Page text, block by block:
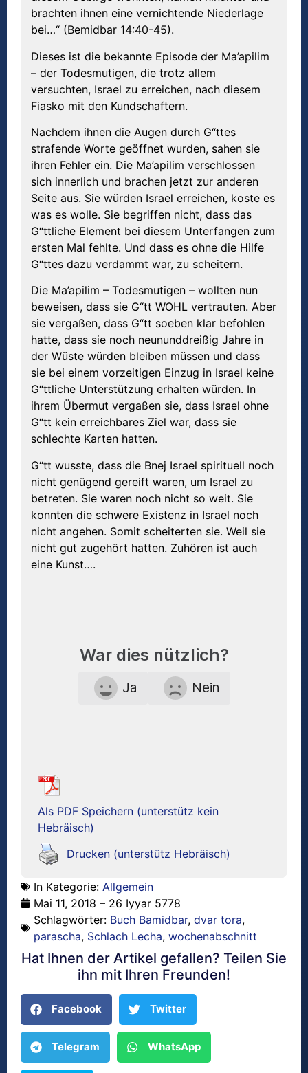
brachten ihnen eine vernichtende Niederlage
bei…“ (Bemidbar 14:40-45).
Dieses ist die bekannte Episode der Ma’apilim
– der Todesmutigen, die trotz allem
versuchten, Israel zu erreichen, nach diesem
Fiasko mit den Kundschaftern.
Nachdem ihnen die Augen durch G“ttes
strafende Worte geöffnet wurden, sahen sie
ihren Fehler ein. Die Ma’apilim verschlossen
sich innerlich und brachen jetzt zur anderen
Seite aus. Sie würden Israel erreichen, koste es
was es wolle. Sie begriffen nicht, dass das
G“ttliche Element bei diesem Unterfangen zum
ersten Mal fehlte. Und dass es ohne die Hilfe
G“ttes dazu verdammt war, zu scheitern.
Die Ma’apilim – Todesmutigen – wollten nun
beweisen, dass sie G“tt WOHL vertrauten. Aber
sie vergaßen, dass G“tt soeben klar befohlen
hatte, dass sie noch neununddreißig Jahre in
der Wüste würden bleiben müssen und dass
sie bei einem vorzeitigen Einzug in Israel keine
G“ttliche Unterstützung erhalten würden. In
ihrem Übermut vergaßen sie, dass Israel ohne
G“tt kein erreichbares Ziel war, dass sie
schlechte Karten hatten.
G“tt wusste, dass die Bnej Israel spirituell noch
nicht genügend gereift waren, um Israel zu
betreten. Sie waren noch nicht so weit. Sie
konnten die schwere Existenz in Israel noch
nicht angehen. Somit scheiterten sie. Weil sie
nicht gut zugehört hatten. Zuhören ist auch
eine Kunst….
War dies nützlich?
Ja Nein
Als PDF Speichern (unterstütz kein
Hebräisch)
Drucken (unterstütz Hebräisch)
In Kategorie: Allgemein
Mai 11, 2018 – 26 Iyyar 5778
Schlagwörter: Buch Bamidbar, dvar tora,
parascha, Schlach Lecha, wochenabschnitt
Hat Ihnen der Artikel gefallen? Teilen Sie
ihn mit Ihren Freunden!
Facebook Twitter
Telegram WhatsApp